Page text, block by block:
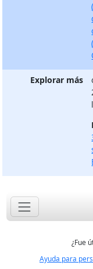
Explorar más
¿Fue
Ayuda para